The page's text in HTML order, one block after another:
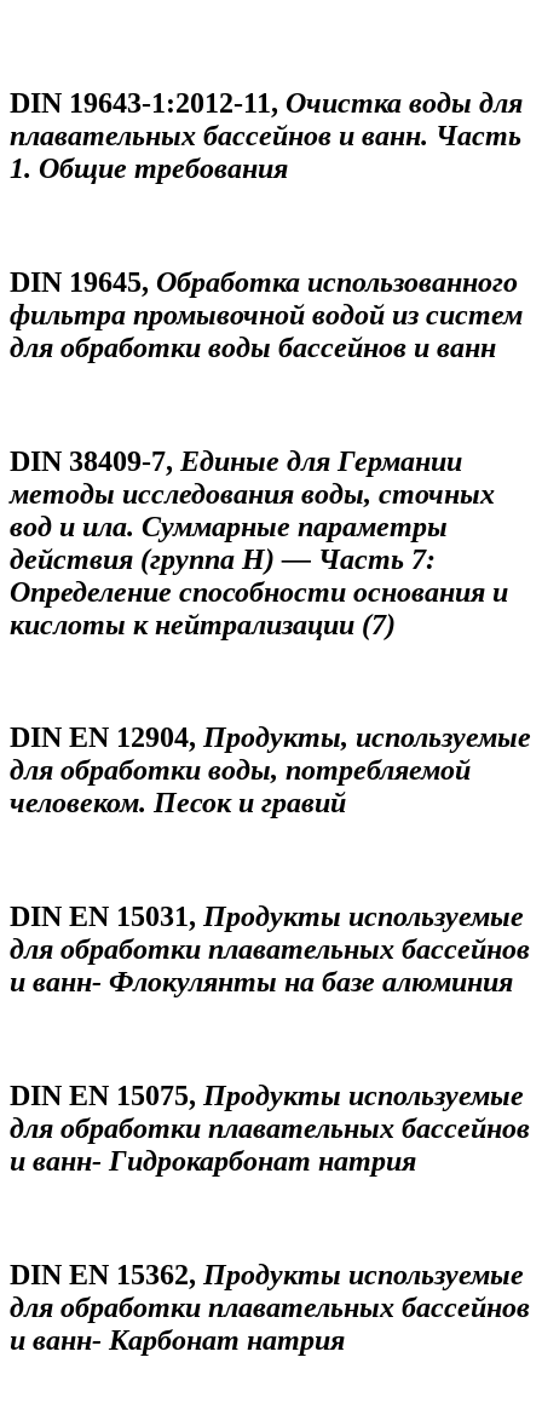
DIN 19643-1:2012-11, Очистка воды для
плавательных бассейнов и ванн. Часть
1. Общие требования
DIN 19645, Обработка использованного
фильтра промывочной водой из систем
для обработки воды бассейнов и ванн
DIN 38409-7, Единые для Германии
методы исследования воды, сточных
вод и ила. Суммарные параметры
действия (группа H) — Часть 7:
Определение способности основания и
кислоты к нейтрализации (7)
DIN EN 12904, Продукты, используемые
для обработки воды, потребляемой
человеком. Песок и гравий
DIN EN 15031, Продукты используемые
для обработки плавательных бассейнов
и ванн- Флокулянты на базе алюминия
DIN EN 15075, Продукты используемые
для обработки плавательных бассейнов
и ванн- Гидрокарбонат натрия
DIN EN 15362, Продукты используемые
для обработки плавательных бассейнов
и ванн- Карбонат натрия